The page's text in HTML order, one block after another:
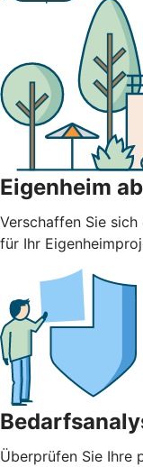
Eigenheim
Verschaffen Sie
für Ihr
Überprüfen Sie Ihre